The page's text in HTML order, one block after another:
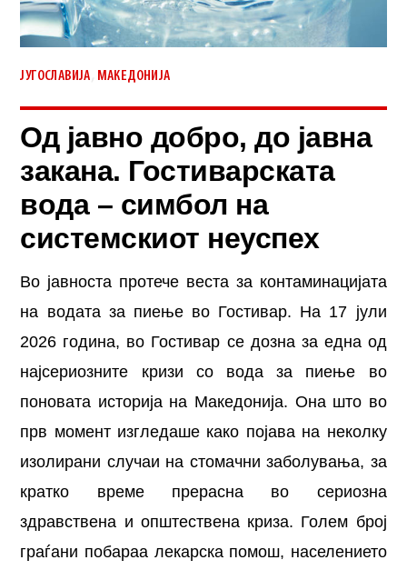
ЈУГОСЛАВИЈА МАКЕДОНИЈА
Од јавно добро, до јавна
закана. Гостиварската
вода – симбол на
системскиот неуспех
Во јавноста протече веста за контаминацијата
на водата за пиење во Гостивар. На 17 јули
2026 година, во Гостивар се дозна за една од
најсериозните кризи со вода за пиење во
поновата историја на Македонија. Она што во
прв момент изгледаше како појава на неколку
изолирани случаи на стомачни заболувања, за
кратко време прерасна во сериозна
здравствена и општествена криза. Голем број
граѓани побараа лекарска помош, населението